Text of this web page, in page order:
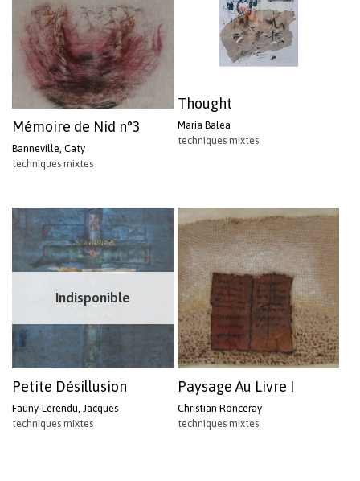
Mémoire de Nid n°3
Banneville, Caty
techniques mixtes
Thought
Maria Balea
techniques mixtes
Indisponible
Petite Désillusion
Fauny-Lerendu, Jacques
techniques mixtes
Paysage Au Livre I
Christian Ronceray
techniques mixtes